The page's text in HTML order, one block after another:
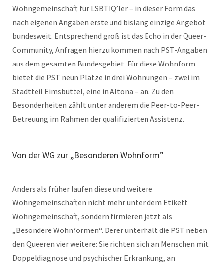
Wohngemeinschaft für LSBTIQ’ler – in dieser Form das
nach eigenen Angaben erste und bislang einzige Angebot
bundesweit. Entsprechend groß ist das Echo in der Queer-
Community, Anfragen hierzu kommen nach PST-Angaben
aus dem gesamten Bundesgebiet. Für diese Wohnform
bietet die PST neun Plätze in drei Wohnungen – zwei im
Stadtteil Eimsbüttel, eine in Altona – an. Zu den
Besonderheiten zählt unter anderem die Peer-to-Peer-
Betreuung im Rahmen der qualifizierten Assistenz.
Von der WG zur „Besonderen Wohnform”
Anders als früher laufen diese und weitere
Wohngemeinschaften nicht mehr unter dem Etikett
Wohngemeinschaft, sondern firmieren jetzt als
„Besondere Wohnformen“. Derer unterhält die PST neben
den Queeren vier weitere: Sie richten sich an Menschen mit
Doppeldiagnose und psychischer Erkrankung, an